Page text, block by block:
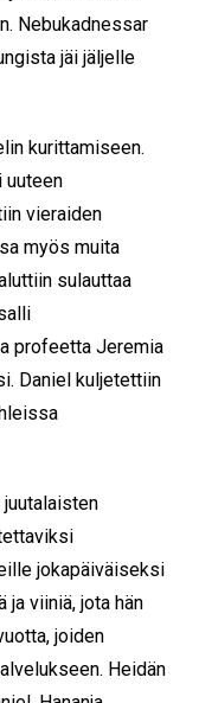
Nebukadnessar
jäi jäljelle
kurittamiseen.
uuteen
vieraiden
myös muita
sulauttaa
profeetta Jeremia
Daniel kuljetettiin
jokapäiväiseksi
ja viiniä, jota hän
joiden
Heidän